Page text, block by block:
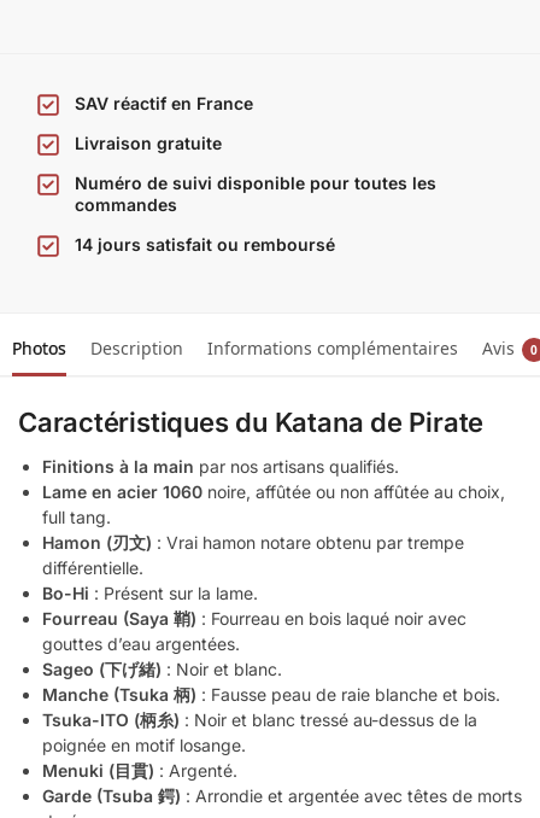
SAV réactif en France
Livraison gratuite
Numéro de suivi disponible pour toutes les
commandes
14 jours satisfait ou remboursé
Photos Description Informations complémentaires Avis 0
Caractéristiques du Katana de Pirate
Finitions à la main par nos artisans qualifiés.
Lame en acier 1060 noire, affûtée ou non affûtée au choix,
full tang.
Hamon (刃文) : Vrai hamon notare obtenu par trempe
différentielle.
Bo-Hi : Présent sur la lame.
Fourreau (Saya 鞘) : Fourreau en bois laqué noir avec
gouttes d’eau argentées.
Sageo (下げ緒) : Noir et blanc.
Manche (Tsuka 柄) : Fausse peau de raie blanche et bois.
Tsuka-ITO (柄糸) : Noir et blanc tressé au-dessus de la
poignée en motif losange.
Menuki (目貫) : Argenté.
Garde (Tsuba 鍔) : Arrondie et argentée avec têtes de morts